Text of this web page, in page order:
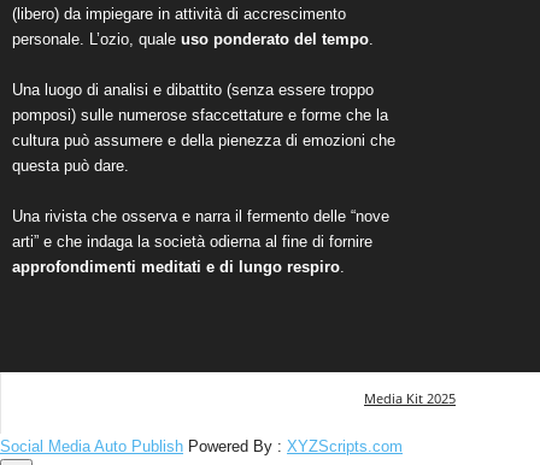
(libero) da impiegare in attività di accrescimento
personale. L’ozio, quale uso ponderato del tempo.
Una luogo di analisi e dibattito (senza essere troppo
pomposi) sulle numerose sfaccettature e forme che la
cultura può assumere e della pienezza di emozioni che
questa può dare.
Una rivista che osserva e narra il fermento delle “nove
arti” e che indaga la società odierna al fine di fornire
approfondimenti meditati e di lungo respiro.
Media Kit 2025
Social Media Auto Publish Powered By : XYZScripts.com